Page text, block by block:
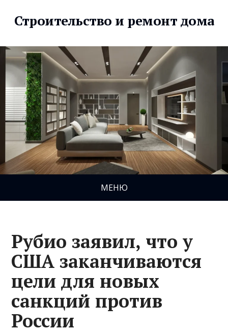
Строительство и ремонт дома
МЕНЮ
Рубио заявил, что у
США заканчиваются
цели для новых
санкций против
России